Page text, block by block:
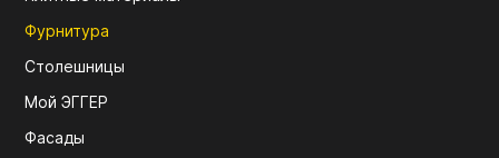
Фурнитура
Столешницы
Мой ЭГГЕР
Фасады